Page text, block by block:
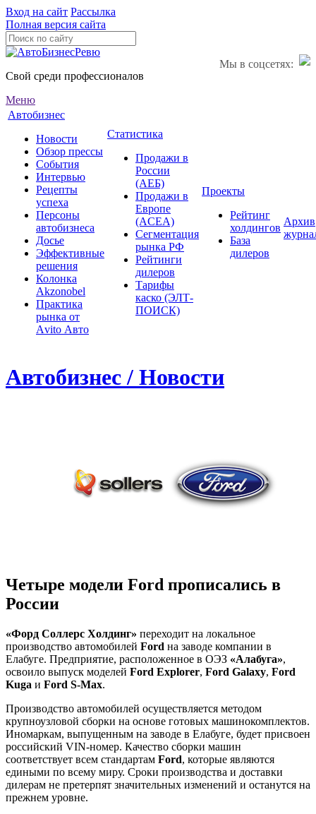
Вход на сайт Рассылка
Полная версия сайта
Мы в соцсетях:
Свой среди профессионалов
Меню
Автобизнес
Новости
Обзор прессы
События
Интервью
Рецепты
успеха
Персоны
автобизнеса
Досье
Эффективные
решения
Колонка
Akzonobel
Практика
рынка от
Аvito Авто
Статистика
Продажи в
России
(АЕБ)
Продажи в
Европе
(ACEA)
Сегментация
рынка РФ
Рейтинги
дилеров
Тарифы
каско (ЭЛТ-
ПОИСК)
Проекты
Рейтинг
холдингов
База
дилеров
Архив
Автобизнес / Новости
Четыре модели Ford прописались в
России
«Форд Соллерс Холдинг» переходит на локальное
производство автомобилей Ford на заводе компании в
Елабуге. Предприятие, расположенное в ОЭЗ «Алабуга»,
освоило выпуск моделей Ford Explorer, Ford Galaxy, Ford
Kuga и Ford S-Max.
Производство автомобилей осуществляется методом
крупноузловой сборки на основе готовых машинокомплектов.
Иномаркам, выпущенным на заводе в Елабуге, будет присвоен
российский VIN-номер. Качество сборки машин
соответствует всем стандартам Ford, которые являются
едиными по всему миру. Сроки производства и доставки
дилерам не претерпят значительных изменений и останутся на
прежнем уровне.